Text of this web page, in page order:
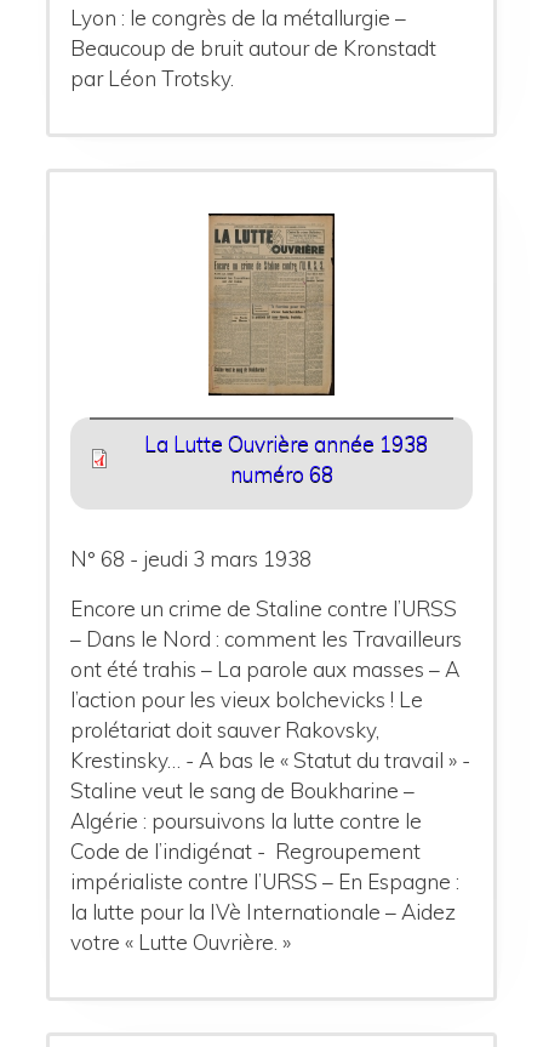
Lyon : le congrès de la métallurgie –
Beaucoup de bruit autour de Kronstadt
par Léon Trotsky.
La Lutte Ouvrière année 1938
numéro 68
N° 68 - jeudi 3 mars 1938
Encore un crime de Staline contre l’URSS
– Dans le Nord : comment les Travailleurs
ont été trahis – La parole aux masses – A
l’action pour les vieux bolchevicks ! Le
prolétariat doit sauver Rakovsky,
Krestinsky… - A bas le « Statut du travail » -
Staline veut le sang de Boukharine –
Algérie : poursuivons la lutte contre le
Code de l’indigénat - Regroupement
impérialiste contre l’URSS – En Espagne :
la lutte pour la IVè Internationale – Aidez
votre « Lutte Ouvrière. »